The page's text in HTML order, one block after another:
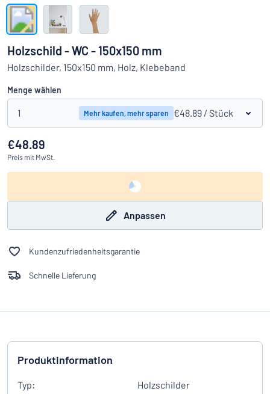
Das Gesuchte nicht gefunden? Schild hier entwerfen
Alle Kategorien anzeigen
Einloggen
Kundenservice
Privat
Holzschild - WC - 150x150 mm
Holzschilder, 150x150 mm, Holz, Klebeband
Menge wählen
1 Mehr kaufen, mehr sparen €48.89 / Stück
€48.89
Preis mit MwSt.
Anpassen
Kundenzufriedenheitsgarantie
Schnelle Lieferung
Produktinformation
Typ:
Holzschilder